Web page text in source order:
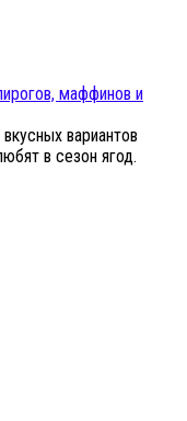
маффинов и
вариантов
в сезон ягод.